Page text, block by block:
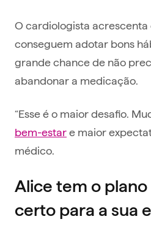
O cardiologista acrescenta
conseguem adotar bons
grande chance de não
abandonar a medicação.
“Esse é o maior desafio.
bem-estare maior
médico.
Alice tem o
certo para a sua